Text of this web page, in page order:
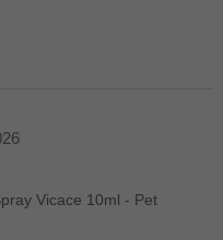
Vicace 10ml - Pet